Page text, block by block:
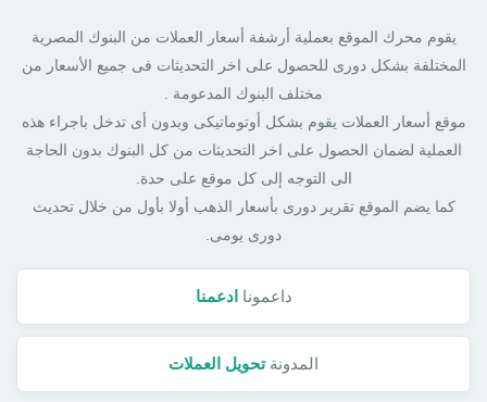
يقوم محرك الموقع بعملية أرشفة أسعار العملات من البنوك المصرية
المختلفة بشكل دورى للحصول على اخر التحديثات فى جميع الأسعار من
مختلف البنوك المدعومة .
موقع أسعار العملات يقوم بشكل أوتوماتيكى وبدون أى تدخل باجراء هذه
العملية لضمان الحصول على اخر التحديثات من كل البنوك بدون الحاجة
الى التوجه إلى كل موقع على حدة.
كما يضم الموقع تقرير دورى بأسعار الذهب أولا بأول من خلال تحديث
دورى يومى.
داعمونا ادعمنا
المدونةتحويل العملات